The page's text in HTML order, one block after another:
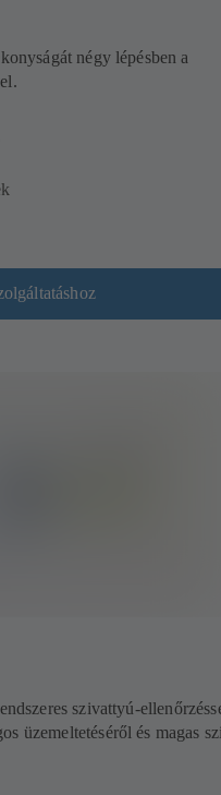
négy lépésben a
szivattyú-
üzemeltetéséről és magas